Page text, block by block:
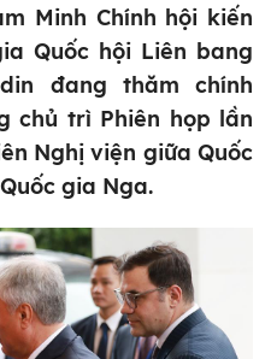
Minh Chính hội kiến
Quốc hội Liên bang
đang thăm chính
chủ trì Phiên họp lần
Nghị viện giữa Quốc
gia Nga.